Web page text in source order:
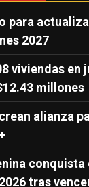
para
2027
viviendas en
millones
alianza
conquista
tras